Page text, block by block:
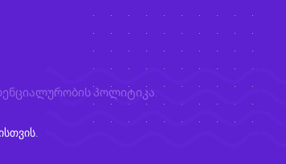
პოლიტიკა